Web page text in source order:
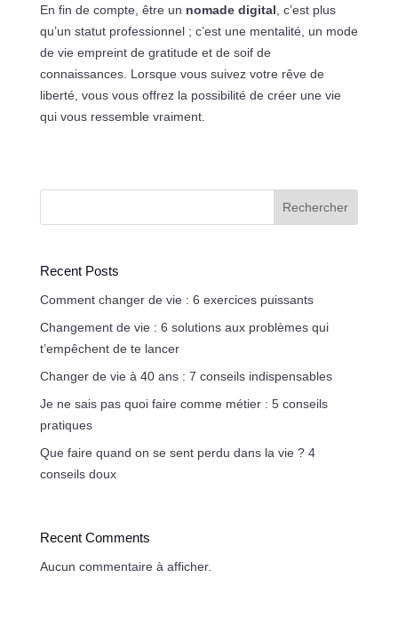
En fin de compte, être un nomade digital, c’est plus
qu’un statut professionnel ; c’est une mentalité, un mode
de vie empreint de gratitude et de soif de
connaissances. Lorsque vous suivez votre rêve de
liberté, vous vous offrez la possibilité de créer une vie
qui vous ressemble vraiment.
Rechercher
Recent Posts
Comment changer de vie : 6 exercices puissants
Changement de vie : 6 solutions aux problèmes qui
t’empêchent de te lancer
Changer de vie à 40 ans : 7 conseils indispensables
Je ne sais pas quoi faire comme métier : 5 conseils
pratiques
Que faire quand on se sent perdu dans la vie ? 4
conseils doux
Recent Comments
Aucun commentaire à afficher.